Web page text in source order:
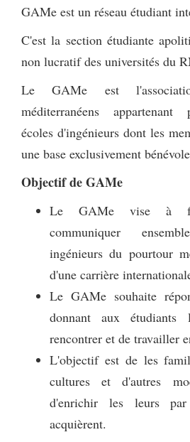
GAMe est un réseau étudiant
C'est la section étudiante
non lucratif des universités du
Le GAMe est
méditerranéens appartenant
écoles d'ingénieurs dont les
une base exclusivement
Objectif de GAMe
Le GAMe vise à
communiquer
ingénieurs du pourtour
d'une carrière
Le GAMe souhaite
donnant aux étudiants
rencontrer et de travailler
L'objectif est de les
cultures et d'autres
d'enrichir les leurs par
acquièrent.